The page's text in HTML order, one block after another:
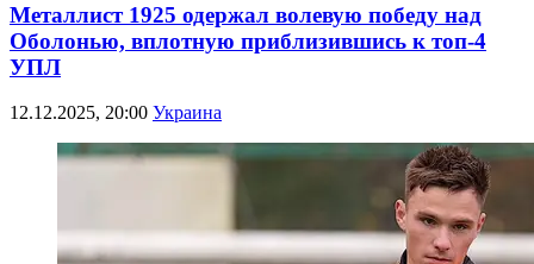
Металлист 1925 одержал волевую победу над
Оболонью, вплотную приблизившись к топ-4
УПЛ
12.12.2025, 20:00 Украина